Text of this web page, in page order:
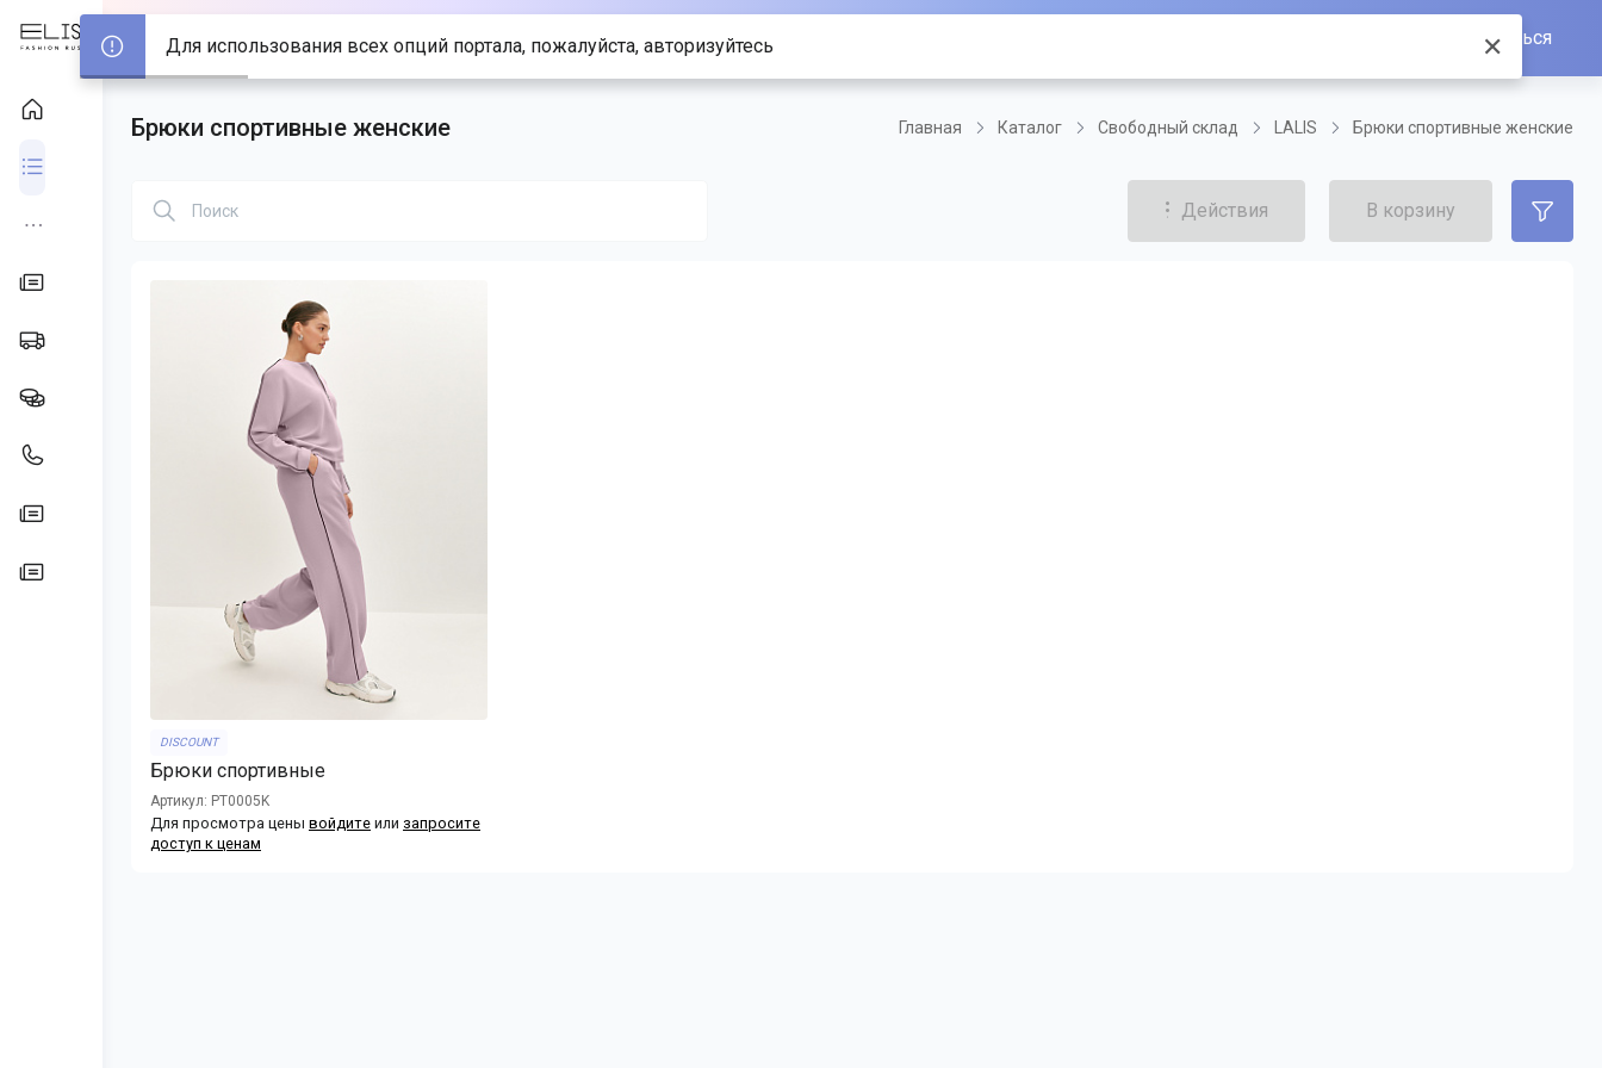
Войти/Зарегистрироваться
Брюки спортивные женские Главная Каталог Свободный склад LALIS Брюки спортивные женские
Действия В корзину
DISCOUNT
Брюки спортивные
Артикул: PT0005K
Для просмотра цены войдите или запросите
доступ к ценам
Для использования всех опций портала, пожалуйста, авторизуйтесь ✕